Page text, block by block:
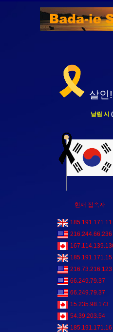
살인!
날림 시
현재 접속자
185.191.171.11
216.244.66.236
185.191.171.15
216.73.216.123
66.249.79.37
66.249.79.37
15.235.98.173
54.39.203.54
185.191.171.16